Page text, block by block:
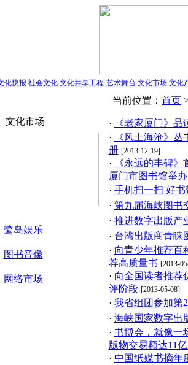
化快报 社会文化 文化共享工程 艺术舞台 文化市场 文化
文化市场
鹭岛娱乐
图书音像
网络市场
当前位置： 首页
·
《老家厦门》
·
《风土海沧》
册 [2013-12-19]
·
《永远的丰碑
厦门市图书馆举办
· 手机扫一扫 好书
· 第九届海峡图书
· 推进数字出版产
· 台湾出版商青睐
· 向青少年推荐百
荐高质量书 [2013-
· 向全国读者推荐
评阶段 [2013-05-08]
· 我省组团参加第
· 海峡国家数字出
· 书博会，就像
版物交易额达11
· 中国纸媒书摘年